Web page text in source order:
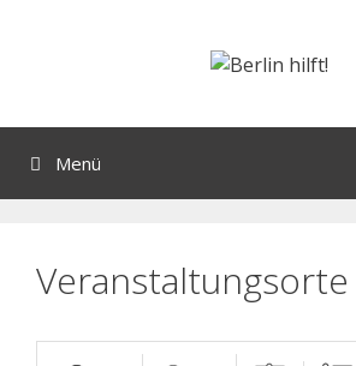
Menü
Veranstaltungsorte
mit vielen Veranstaltungen?